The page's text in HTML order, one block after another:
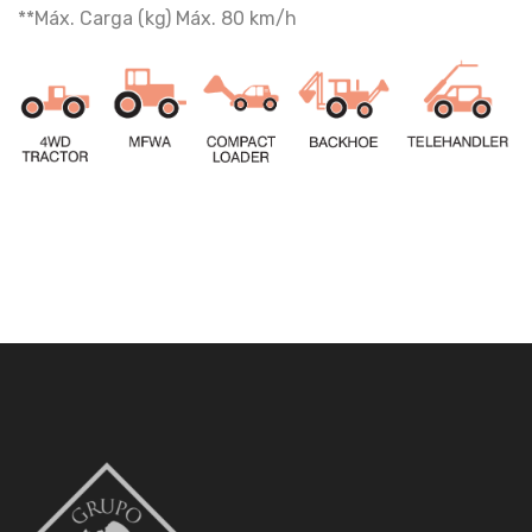
**Máx. Carga (kg) Máx. 80 km/h